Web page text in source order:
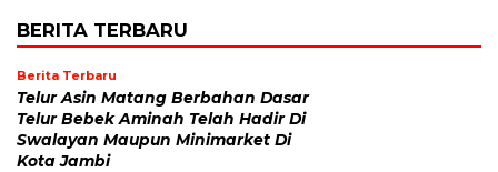
BERITA TERBARU
Berita Terbaru
Telur Asin Matang Berbahan Dasar
Telur Bebek Aminah Telah Hadir Di
Swalayan Maupun Minimarket Di
Kota Jambi